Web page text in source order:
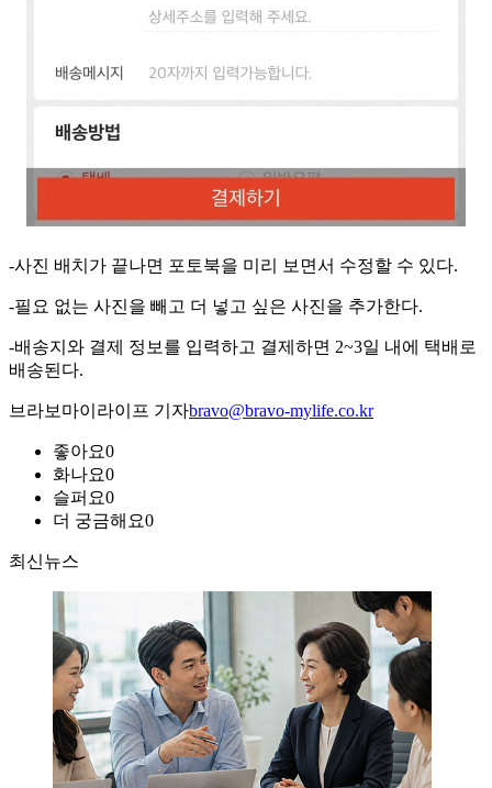
-사진 배치가 끝나면 포토북을 미리 보면서 수정할 수 있다.
-필요 없는 사진을 빼고 더 넣고 싶은 사진을 추가한다.
-배송지와 결제 정보를 입력하고 결제하면 2~3일 내에 택배로
배송된다.
브라보마이라이프 기자bravo@bravo-mylife.co.kr
좋아요0
화나요0
슬퍼요0
더 궁금해요0
최신뉴스